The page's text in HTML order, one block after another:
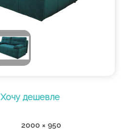
Хочу дешевле
2000 × 950